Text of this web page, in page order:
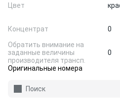
Цвет
Концентрат
0
Обратить внимание на
заданные величины
производителя трансп.
0
Оригинальные номера
Поиск